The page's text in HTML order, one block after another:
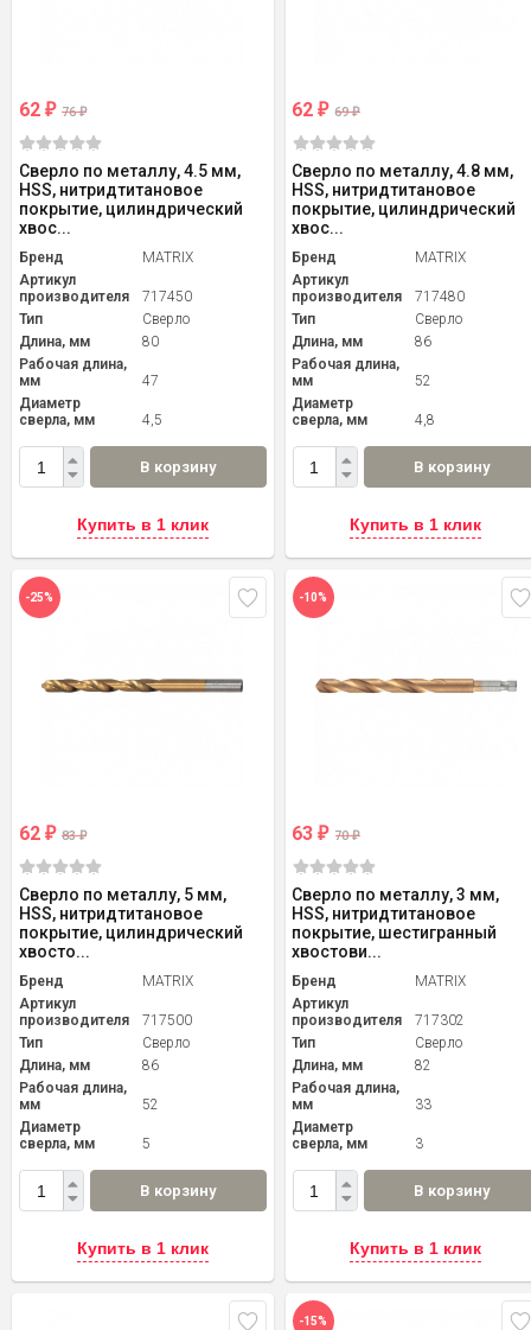
62 ₽ 76₽
Сверло по металлу, 4.5 мм,
HSS, нитридтитановое
покрытие, цилиндрический
хвос...
Бренд
MATRIX
Артикул
производителя
717450
Тип
Сверло
Длина, мм
80
Рабочая длина,
мм
47
Диаметр
сверла, мм
4,5
В корзину
Купить в 1 клик
62₽ 69₽
Сверло по металлу, 4.8 мм,
HSS, нитридтитановое
покрытие, цилиндрический
хвос...
Бренд
MATRIX
Артикул
производителя
717480
Тип
Сверло
Длина, мм
86
Рабочая длина,
мм
52
Диаметр
сверла, мм
4,8
В корзину
Купить в 1 клик
-25%
62 ₽ 83₽
Сверло по металлу, 5 мм,
HSS, нитридтитановое
покрытие, цилиндрический
хвосто...
Бренд
MATRIX
Артикул
производителя
717500
Тип
Сверло
Длина, мм
86
Рабочая длина,
мм
52
Диаметр
сверла, мм
5
В корзину
Купить в 1 клик
-10%
63₽ 70₽
Сверло по металлу, 3 мм,
HSS, нитридтитановое
покрытие, шестигранный
хвостови...
Бренд
MATRIX
Артикул
производителя
717302
Тип
Сверло
Длина, мм
82
Рабочая длина,
мм
33
Диаметр
сверла, мм
3
В корзину
Купить в 1 клик
-15%